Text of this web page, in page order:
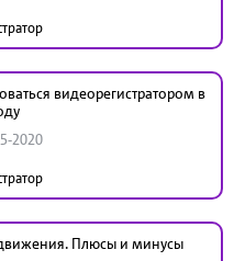
видеорегистратором в
2020
Плюсы и минусы